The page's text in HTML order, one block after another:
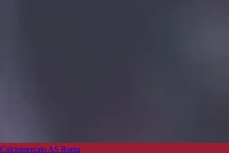
Calciomercato AS Roma